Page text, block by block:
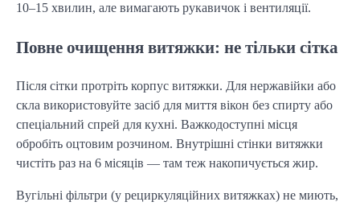
10–15 хвилин, але вимагають рукавичок і вентиляції.
Повне очищення витяжки: не тільки сітка
Після сітки протріть корпус витяжки. Для нержавійки або
скла використовуйте засіб для миття вікон без спирту або
спеціальний спрей для кухні. Важкодоступні місця
обробіть оцтовим розчином. Внутрішні стінки витяжки
чистіть раз на 6 місяців — там теж накопичується жир.
Вугільні фільтри (у рециркуляційних витяжках) не миють,